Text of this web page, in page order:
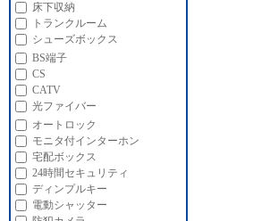
床下収納
トランクルーム
シューズボックス
BS端子
CS
CATV
光ファイバー
オートロック
モニタ付インターホン
宅配ボックス
24時間セキュリティ
ディンプルキー
電動シャッター